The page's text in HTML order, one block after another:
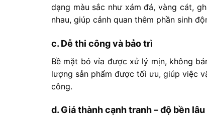
dạng màu sắc như xámđá,vàng cát,
nhau, giúp cảnh quan thêm phần sinh
c. Dễ thi côngvà bảotrì
Bề mặt bóvỉa được xử lý mịn, không
lượng sản phẩmđượctối ưu,giúpviệc
công.
d. Giáthànhcạnhtranh –độ bền lâu